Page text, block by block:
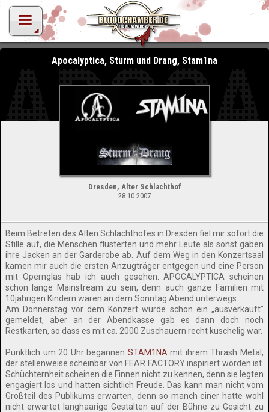
Apocalyptica, Sturm und Drang, Stam1na
Dresden, Alter Schlachthof
28.10.2007
Beim Betreten des Alten Schlachthofes in Dresden fiel mir sofort die
Stille auf, die Menschen flüsterten und mehr Leute als sonst gaben
ihre Jacken an der Garderobe ab. Auf dem Weg in den Konzertsaal
kamen mir auch die ersten Anzugträger entgegen und eine Person
mit Opernglas hab ich auch gesehen. APOCALYPTICA scheinen
schon lange Mainstream zu sein, denn auch ganze Familien mit
10jährigen Kindern waren an dem Sonntag Abend unterwegs.
Am Donnerstag vor dem Konzert wurde schon ein „ausverkauft"
gemeldet, aber an der Abendkasse gab es dann doch noch
Restkarten, so dass es mit ca. 2000 Zuschauern recht kuschelig war.
Pünktlich um 20 Uhr begannen STAM1NA mit ihrem Thrash Metal,
der stellenweise scheinbar von FEAR FACTORY inspiriert worden ist.
Schüchternheit scheinen die Finnen nicht zu kennen, denn sie legten
engagiert los und hatten sichtlich Freude. Das kann man nicht vom
Großteil des Publikums erwarten, denn so manch einer hatte wohl
nicht erwartet langhaarige Gestalten auf der Bühne zu Gesicht zu